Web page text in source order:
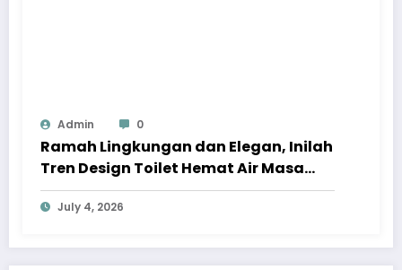
Admin 0
Ramah Lingkungan dan Elegan, Inilah
Tren Design Toilet Hemat Air Masa
Kini
July 4, 2026